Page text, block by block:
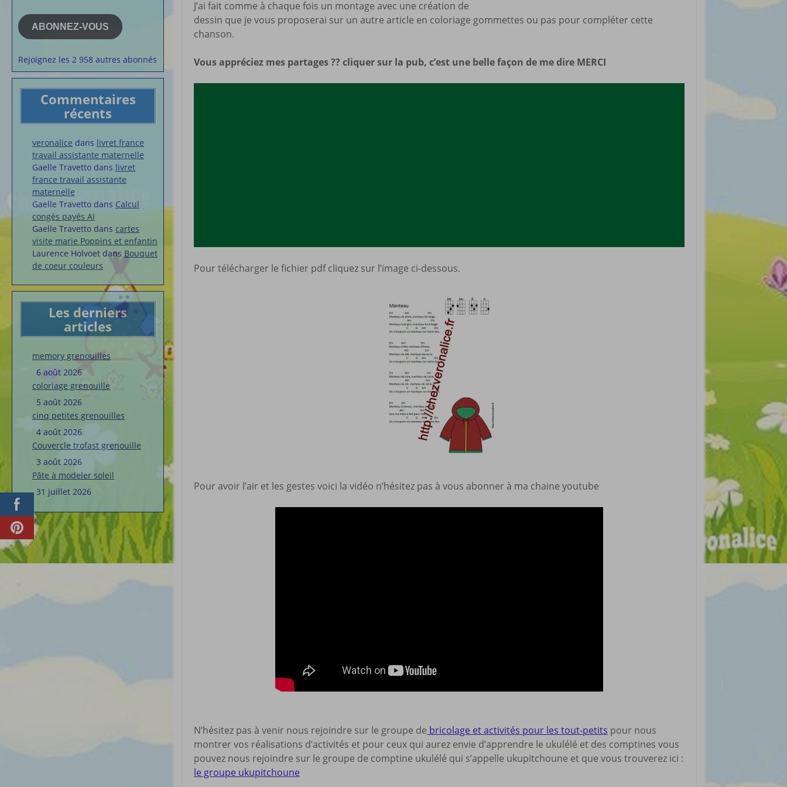
la semaine
Membres du site
Mes articles préférés
mail
ABONNEZ-VOUS
Rejoignez les 2 958 autres abonnés
Commentaires
récents
veronalice dans livret france
travail assistante maternelle
Gaelle Travetto dans livret
france travail assistante
maternelle
Gaelle Travetto dans Calcul
congés payés AI
Gaelle Travetto dans cartes
visite marie Poppins et enfantin
Laurence Holvoet dans Bouquet
de coeur couleurs
Les derniers
articles
memory grenouilles
6 août 2026
coloriage grenouille
5 août 2026
cinq petites grenouilles
4 août 2026
Couvercle trofast grenouille
3 août 2026
Pâte à modeler soleil
31 juillet 2026
J’ai fait comme à chaque fois un montage avec une création de
dessin que je vous proposerai sur un autre article en coloriage gommettes ou pas pour compléter cette
chanson.
Vous appréciez mes partages ?? cliquer sur la pub, c’est une belle façon de me dire MERCI
Pour télécharger le fichier pdf cliquez sur l’image ci-dessous.
Pour avoir l’air et les gestes voici la vidéo n’hésitez pas à vous abonner à ma chaine youtube
N’hésitez pas à venir nous rejoindre sur le groupe de bricolage et activités pour les tout-petits pour nous
montrer vos réalisations d’activités et pour ceux qui aurez envie d’apprendre le ukulélé et des comptines vous
pouvez nous rejoindre sur le groupe de comptine ukulélé qui s’appelle ukupitchoune et que vous trouverez ici :
le groupe ukupitchoune